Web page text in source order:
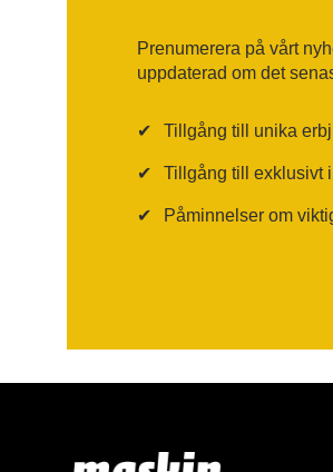
Prenumerera på vårt
uppdaterad om det
✔ Tillgång till unika
✔ Tillgång till exklusivt
✔ Påminnelser om